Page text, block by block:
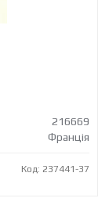
216669
Франція
Код: 237441-37